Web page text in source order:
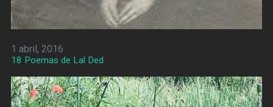
1 abril, 2016
18 Poemas de Lal Ded